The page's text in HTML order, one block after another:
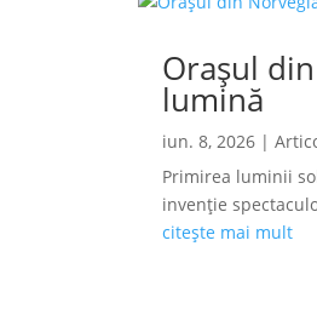
Orașul
lumină
iun. 8, 2026 |
Primirea luminii
invenție
citește mai mult